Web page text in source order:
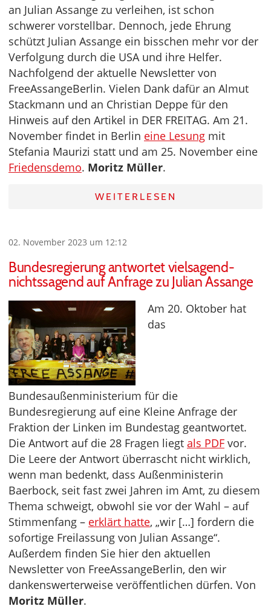
an Julian Assange zu verleihen, ist schon
schwerer vorstellbar. Dennoch, jede Ehrung
schützt Julian Assange ein bisschen mehr vor der
Verfolgung durch die USA und ihre Helfer.
Nachfolgend der aktuelle Newsletter von
FreeAssangeBerlin. Vielen Dank dafür an Almut
Stackmann und an Christian Deppe für den
Hinweis auf den Artikel in DER FREITAG. Am 21.
November findet in Berlin eine Lesung mit
Stefania Maurizi statt und am 25. November eine
Friedensdemo. Moritz Müller.
WEITERLESEN
02. November 2023 um 12:12
Bundesregierung antwortet vielsagend-
nichtssagend auf Anfrage zu Julian Assange
Am 20. Oktober hat
das
Bundesaußenministerium für die
Bundesregierung auf eine Kleine Anfrage der
Fraktion der Linken im Bundestag geantwortet.
Die Antwort auf die 28 Fragen liegt als PDF vor.
Die Leere der Antwort überrascht nicht wirklich,
wenn man bedenkt, dass Außenministerin
Baerbock, seit fast zwei Jahren im Amt, zu diesem
Thema schweigt, obwohl sie vor der Wahl – auf
Stimmenfang – erklärt hatte, „wir […] fordern die
sofortige Freilassung von Julian Assange“.
Außerdem finden Sie hier den aktuellen
Newsletter von FreeAssangeBerlin, den wir
dankenswerterweise veröffentlichen dürfen. Von
Moritz Müller.